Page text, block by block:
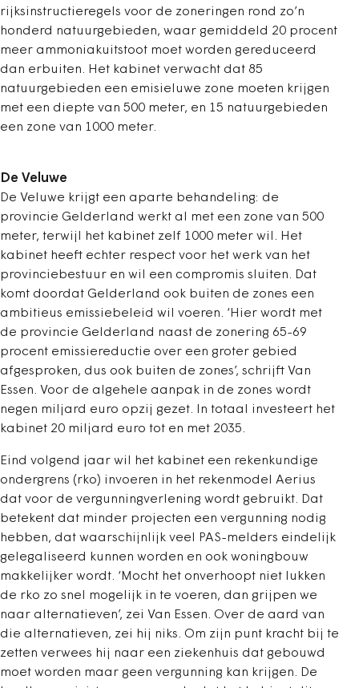
rijksinstructieregels voor de zoneringen rond zo’n
honderd natuurgebieden, waar gemiddeld 20 procent
meer ammoniakuitstoot moet worden gereduceerd
dan erbuiten. Het kabinet verwacht dat 85
natuurgebieden een emisieluwe zone moeten krijgen
met een diepte van 500 meter, en 15 natuurgebieden
een zone van 1000 meter.
De Veluwe
De Veluwe krijgt een aparte behandeling: de
provincie Gelderland werkt al met een zone van 500
meter, terwijl het kabinet zelf 1000 meter wil. Het
kabinet heeft echter respect voor het werk van het
provinciebestuur en wil een compromis sluiten. Dat
komt doordat Gelderland ook buiten de zones een
ambitieus emissiebeleid wil voeren. ‘Hier wordt met
de provincie Gelderland naast de zonering 65-69
procent emissiereductie over een groter gebied
afgesproken, dus ook buiten de zones’, schrijft Van
Essen. Voor de algehele aanpak in de zones wordt
negen miljard euro opzij gezet. In totaal investeert het
kabinet 20 miljard euro tot en met 2035.
Eind volgend jaar wil het kabinet een rekenkundige
ondergrens (rko) invoeren in het rekenmodel Aerius
dat voor de vergunningverlening wordt gebruikt. Dat
betekent dat minder projecten een vergunning nodig
hebben, dat waarschijnlijk veel PAS-melders eindelijk
gelegaliseerd kunnen worden en ook woningbouw
makkelijker wordt. ‘Mocht het onverhoopt niet lukken
de rko zo snel mogelijk in te voeren, dan grijpen we
naar alternatieven’, zei Van Essen. Over de aard van
die alternatieven, zei hij niks. Om zijn punt kracht bij te
zetten verwees hij naar een ziekenhuis dat gebouwd
moet worden maar geen vergunning kan krijgen. De